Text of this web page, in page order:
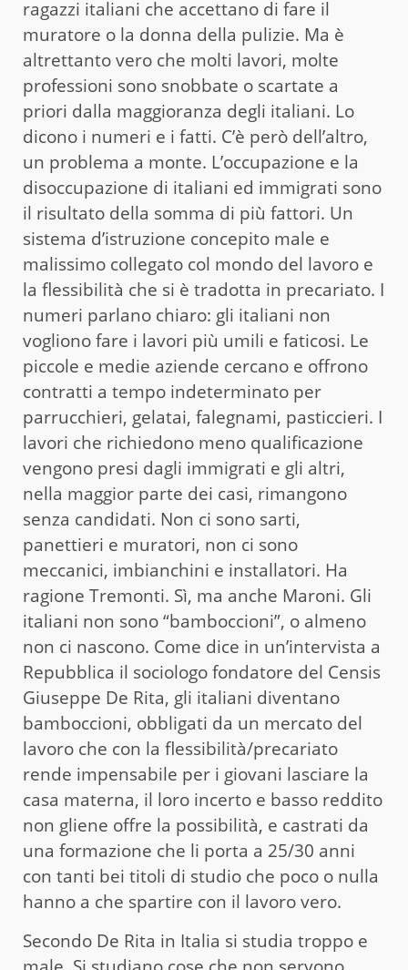
ragazzi italiani che accettano di fare il
muratore o la donna della pulizie. Ma è
altrettanto vero che molti lavori, molte
professioni sono snobbate o scartate a
priori dalla maggioranza degli italiani. Lo
dicono i numeri e i fatti. C’è però dell’altro,
un problema a monte. L’occupazione e la
disoccupazione di italiani ed immigrati sono
il risultato della somma di più fattori. Un
sistema d’istruzione concepito male e
malissimo collegato col mondo del lavoro e
la flessibilità che si è tradotta in precariato. I
numeri parlano chiaro: gli italiani non
vogliono fare i lavori più umili e faticosi. Le
piccole e medie aziende cercano e offrono
contratti a tempo indeterminato per
parrucchieri, gelatai, falegnami, pasticcieri. I
lavori che richiedono meno qualificazione
vengono presi dagli immigrati e gli altri,
nella maggior parte dei casi, rimangono
senza candidati. Non ci sono sarti,
panettieri e muratori, non ci sono
meccanici, imbianchini e installatori. Ha
ragione Tremonti. Sì, ma anche Maroni. Gli
italiani non sono “bamboccioni”, o almeno
non ci nascono. Come dice in un’intervista a
Repubblica il sociologo fondatore del Censis
Giuseppe De Rita, gli italiani diventano
bamboccioni, obbligati da un mercato del
lavoro che con la flessibilità/precariato
rende impensabile per i giovani lasciare la
casa materna, il loro incerto e basso reddito
non gliene offre la possibilità, e castrati da
una formazione che li porta a 25/30 anni
con tanti bei titoli di studio che poco o nulla
hanno a che spartire con il lavoro vero.
Secondo De Rita in Italia si studia troppo e